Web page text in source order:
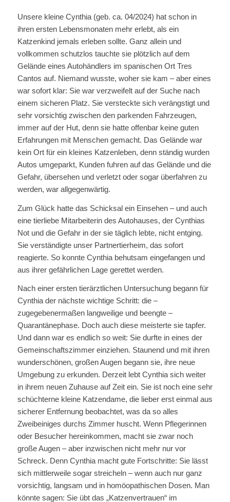
Unsere kleine Cynthia (geb. ca. 04/2024) hat schon in
ihren ersten Lebensmonaten mehr erlebt, als ein
Katzenkind jemals erleben sollte. Ganz allein und
vollkommen schutzlos tauchte sie plötzlich auf dem
Gelände eines Autohändlers im spanischen Ort Tres
Cantos auf. Niemand wusste, woher sie kam – aber eines
war sofort klar: Sie war verzweifelt auf der Suche nach
einem sicheren Platz. Sie versteckte sich verängstigt und
sehr vorsichtig zwischen den parkenden Fahrzeugen,
immer auf der Hut, denn sie hatte offenbar keine guten
Erfahrungen mit Menschen gemacht. Das Gelände war
kein Ort für ein kleines Katzenleben, denn ständig wurden
Autos umgeparkt, Kunden fuhren auf das Gelände und die
Gefahr, übersehen und verletzt oder sogar überfahren zu
werden, war allgegenwärtig.
Zum Glück hatte das Schicksal ein Einsehen – und auch
eine tierliebe Mitarbeiterin des Autohauses, der Cynthias
Not und die Gefahr in der sie täglich lebte, nicht entging.
Sie verständigte unser Partnertierheim, das sofort
reagierte. So konnte Cynthia behutsam eingefangen und
aus ihrer gefährlichen Lage gerettet werden.
Nach einer ersten tierärztlichen Untersuchung begann für
Cynthia der nächste wichtige Schritt: die –
zugegebenermaßen langweilige und beengte –
Quarantänephase. Doch auch diese meisterte sie tapfer.
Und dann war es endlich so weit: Sie durfte in eines der
Gemeinschaftszimmer einziehen. Staunend und mit ihren
wunderschönen, großen Augen begann sie, ihre neue
Umgebung zu erkunden. Derzeit lebt Cynthia sich weiter
in ihrem neuen Zuhause auf Zeit ein. Sie ist noch eine sehr
schüchterne kleine Katzendame, die lieber erst einmal aus
sicherer Entfernung beobachtet, was da so alles
Zweibeiniges durchs Zimmer huscht. Wenn Pflegerinnen
oder Besucher hereinkommen, macht sie zwar noch
große Augen – aber inzwischen nicht mehr nur vor
Schreck. Denn Cynthia macht gute Fortschritte: Sie lässt
sich mittlerweile sogar streicheln – wenn auch nur ganz
vorsichtig, langsam und in homöopathischen Dosen. Man
könnte sagen: Sie übt das „Katzenvertrauen“ im